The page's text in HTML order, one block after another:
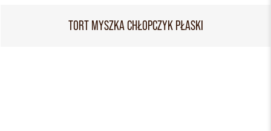
TORT MYSZKA CHŁOPCZYK PŁASKI